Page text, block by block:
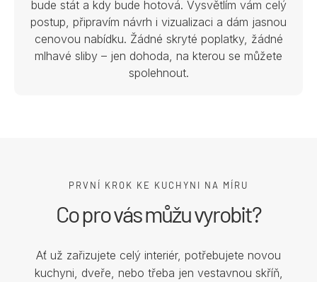
bude stát a kdy bude hotová. Vysvětlím vám celý
postup, připravím návrh i vizualizaci a dám jasnou
cenovou nabídku. Žádné skryté poplatky, žádné
mlhavé sliby – jen dohoda, na kterou se můžete
spolehnout.
PRVNÍ KROK KE KUCHYNI NA MÍRU
Co pro vás můžu vyrobit?
Ať už zařizujete celý interiér, potřebujete novou
kuchyni, dveře, nebo třeba jen vestavnou skříň,